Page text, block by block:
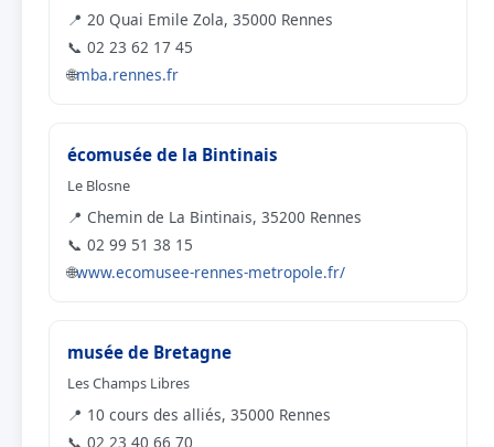
📍 20 Quai Emile Zola, 35000 Rennes
📞 02 23 62 17 45
🌐mba.rennes.fr
écomusée de la Bintinais
Le Blosne
📍 Chemin de La Bintinais, 35200 Rennes
📞 02 99 51 38 15
🌐www.ecomusee-rennes-metropole.fr/
musée de Bretagne
Les Champs Libres
📍 10 cours des alliés, 35000 Rennes
📞 02 23 40 66 70